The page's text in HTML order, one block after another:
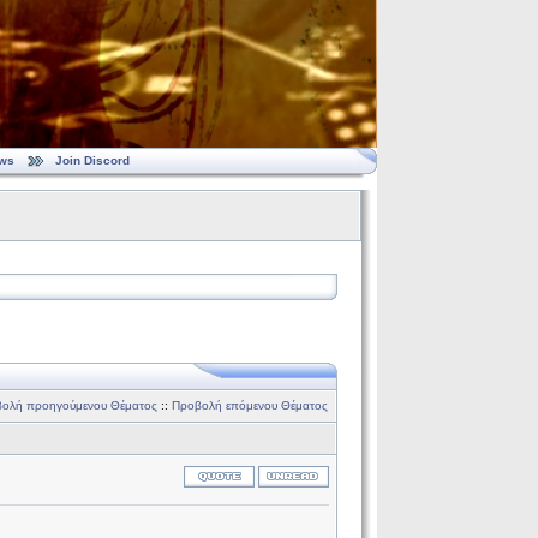
Join Discord
προηγούμενου Θέματος :: Προβολή επόμενου Θέματος